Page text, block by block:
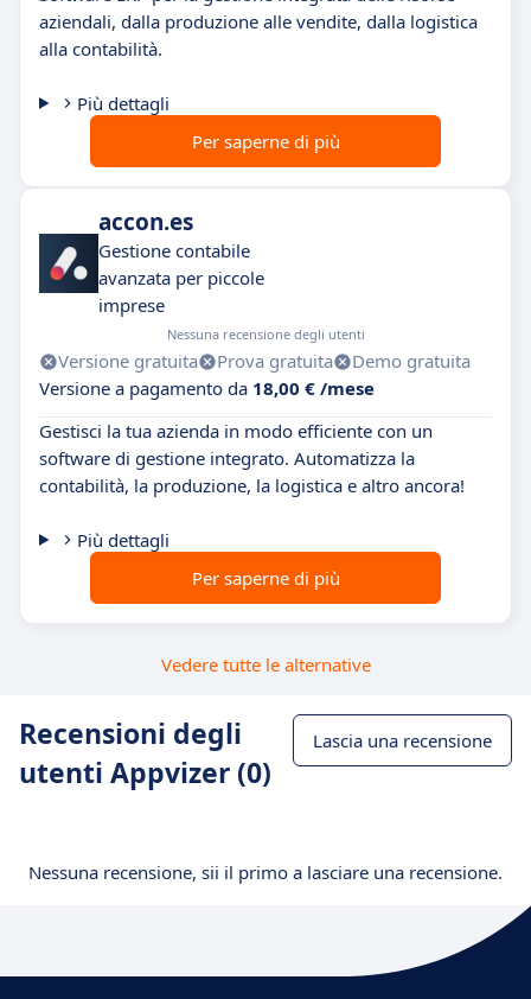
aziendali, dalla produzione alle vendite, dalla logistica
alla contabilità.
Più dettagli
Per saperne di più
accon.es
Gestione contabile
avanzata per piccole
imprese
Nessuna recensione degli utenti
Versione gratuita Prova gratuita
Demo gratuita
Versione a pagamento da 18,00 € /mese
Gestisci la tua azienda in modo efficiente con un
software di gestione integrato. Automatizza la
contabilità, la produzione, la logistica e altro ancora!
Più dettagli
Per saperne di più
Vedere tutte le alternative
Recensioni degli
utenti Appvizer (0)
Lascia una recensione
Nessuna recensione, sii il primo a lasciare una recensione.